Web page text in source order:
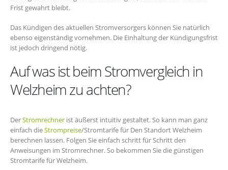
Frist gewahrt bleibt.
Das Kündigen des aktuellen Stromversorgers können Sie natürlich
ebenso eigenständig vornehmen. Die Einhaltung der Kündigungsfrist
ist jedoch dringend nötig.
Auf was ist beim Stromvergleich in
Welzheim zu achten?
DerStromrechner ist äußerst intuitiv gestaltet. So kann man ganz
einfach dieStrompreise/Stromtarife für Den Standort Welzheim
berechnen lassen. Folgen Sie einfach schritt für Schritt den
Anweisungen im Stromrechner. So bekommen Sie die günstigen
Stromtarife für Welzheim.